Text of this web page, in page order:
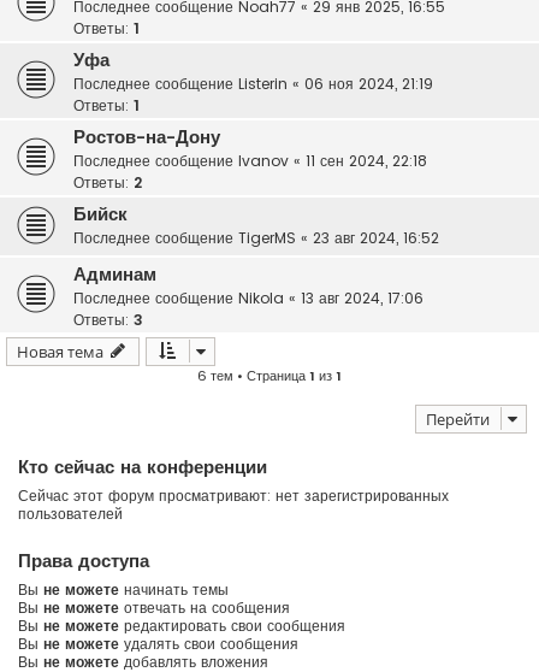
Последнее сообщение Noah77 « 29 янв 2025, 16:55
Ответы: 1
Уфа
Последнее сообщение Listerin « 06 ноя 2024, 21:19
Ответы: 1
Ростов-на-Дону
Последнее сообщение Ivanov « 11 сен 2024, 22:18
Ответы: 2
Бийск
Последнее сообщение TigerMS « 23 авг 2024, 16:52
Админам
Последнее сообщение Nikola « 13 авг 2024, 17:06
Ответы: 3
Новая тема
6 тем • Страница1 из1
Перейти
Кто сейчас на конференции
Сейчас этот форум просматривают: нет зарегистрированных
пользователей
Права доступа
Вы не можете начинать темы
Вы не можете отвечать на сообщения
Вы не можете редактировать свои сообщения
Вы не можете удалять свои сообщения
Вы не можете добавлять вложения